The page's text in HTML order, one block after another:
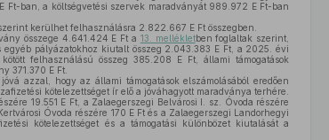
Ft-ban, a költségvetési szervek maradványát 989.972 E Ft-ban
kerülhet felhasználásra 2.822.667 E Ft összegben.
összege 4.641.424 E Ft a 13. mellékletben foglaltak szerint,
egyéb pályázatokhoz kiutalt összeg 2.043.383 E Ft, a 2025. évi
felhasználású összeg 385.208 E Ft, állami támogatások
371.370 E Ft.
azzal, hogy az állami támogatások elszámolásából eredően
kötelezettséget ír elő a jóváhagyott maradványa terhére.
19.551 E Ft, a Zalaegerszegi Belvárosi I. sz. Óvoda részére
Óvoda részére 170 E Ft és a Zalaegerszegi Landorhegyi
kötelezettséget és a támogatási különbözet kiutalását a